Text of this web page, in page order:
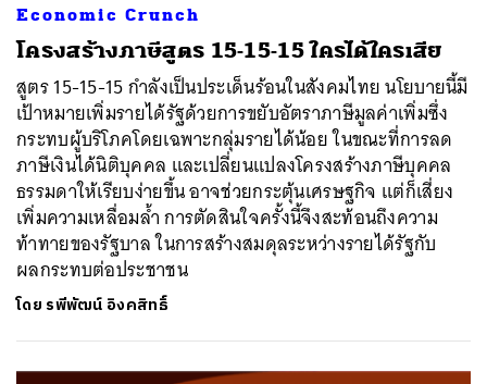
Economic Crunch
โครงสร้างภาษีสูตร 15-15-15 ใครได้ใครเสีย
สูตร 15-15-15 กำลังเป็นประเด็นร้อนในสังคมไทย นโยบายนี้มี
เป้าหมายเพิ่มรายได้รัฐด้วยการขยับอัตราภาษีมูลค่าเพิ่มซึ่ง
กระทบผู้บริโภคโดยเฉพาะกลุ่มรายได้น้อย ในขณะที่การลด
ภาษีเงินได้นิติบุคคล และเปลี่ยนแปลงโครงสร้างภาษีบุคคล
ธรรมดาให้เรียบง่ายขึ้น อาจช่วยกระตุ้นเศรษฐกิจ แต่ก็เสี่ยง
เพิ่มความเหลื่อมล้ำ การตัดสินใจครั้งนี้จึงสะท้อนถึงความ
ท้าทายของรัฐบาล ในการสร้างสมดุลระหว่างรายได้รัฐกับ
ผลกระทบต่อประชาชน
โดย รพีพัฒน์ อิงคสิทธิ์
ค้นหา
SHARE TWEET LINE EMAIL